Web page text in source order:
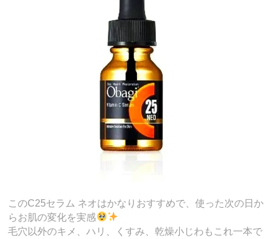
このC25セラム ネオはかなりおすすめで、使った次の日か
らお肌の変化を実感
毛穴以外のキメ、ハリ、くすみ、乾燥小じわもこれ一本で